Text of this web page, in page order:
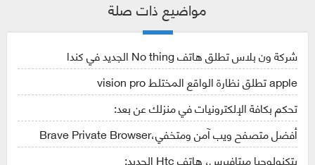
مواضيع ذات صلة
شركة ون بلاس تطلق هاتف No thing الجديد في كندا
apple تطلق نظارة الواقع المختلط vision pro
تحكم بكافة الإلكترونيات في منزلك عن بعد:
أفضل متصفح ويب آمن ومتخفي،Brave Private Browser
بتكنولوجيا ميتافيرس، هاتف Htc الجديد: